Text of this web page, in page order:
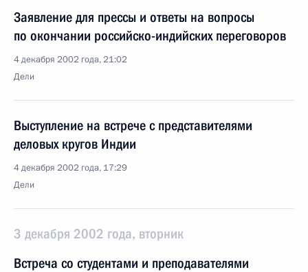
Заявление для прессы и ответы на вопросы
по окончании российско-индийских переговоров
4 декабря 2002 года, 21:02
Дели
Выступление на встрече с представителями
деловых кругов Индии
4 декабря 2002 года, 17:29
Дели
3 декабря 2002 года, вторник
Встреча со студентами и преподавателями